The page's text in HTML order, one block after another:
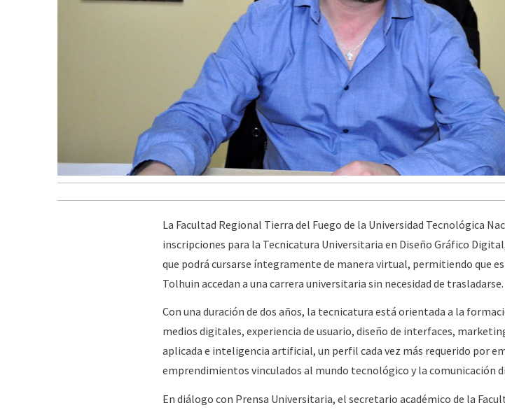
La Facultad Regional Tierra del Fuego de la Universidad Tecnológica
inscripciones para la Tecnicatura Universitaria en Diseño Gráfico
que podrá cursarse íntegramente de manera virtual, permitiendo que
Tolhuin accedan a una carrera universitaria sin necesidad de trasladarse.
Con una duración de dos años, la tecnicatura está orientada a la
medios digitales, experiencia de usuario, diseño de interfaces,
aplicada e inteligencia artificial, un perfil cada vez más requerido por
emprendimientos vinculados al mundo tecnológico y la comunicación
En diálogo con Prensa Universitaria, el secretario académico de la